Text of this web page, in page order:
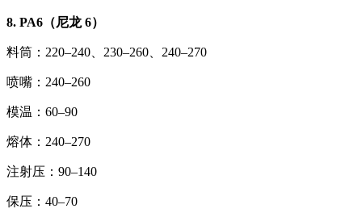
8. PA6（尼龙 6）
料筒：220–240、230–260、240–270
喷嘴：240–260
模温：60–90
熔体：240–270
注射压：90–140
保压：40–70